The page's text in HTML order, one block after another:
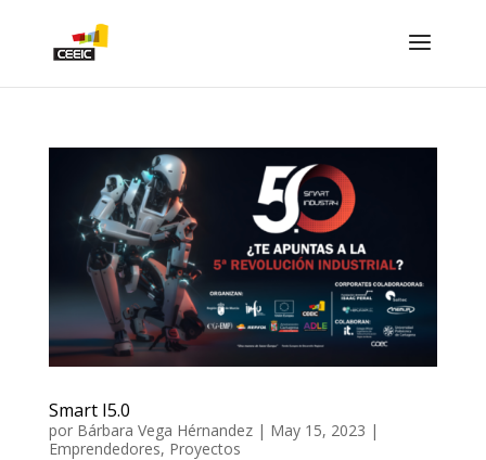
Smart I5.0
por Bárbara Vega Hérnandez| May 15, 2023 |
Emprendedores, Proyectos